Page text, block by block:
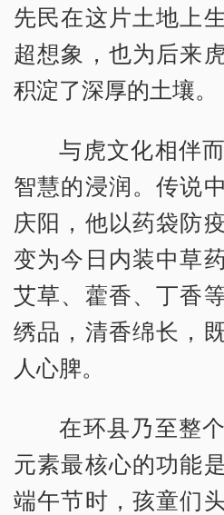
先民在这片土地上
超想象，也为后来
积淀了深厚的土壤。
与虎文化相伴
智慧的浸润。传说
庆阳，他以药袋防
变为今日内装中草
艾草、藿香、丁香
绣品，清香绵长，
人心脾。
在环县乃至整
元素最核心的功能
端午节时，孩童们